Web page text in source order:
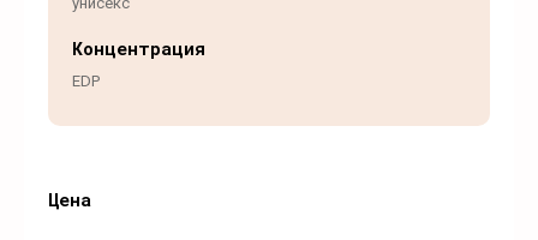
Цена
Концентрация
EDP